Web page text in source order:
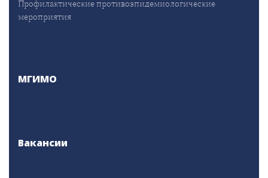
Профилактические противоэпидемиологические
мероприятия
МГИМО
Вакансии